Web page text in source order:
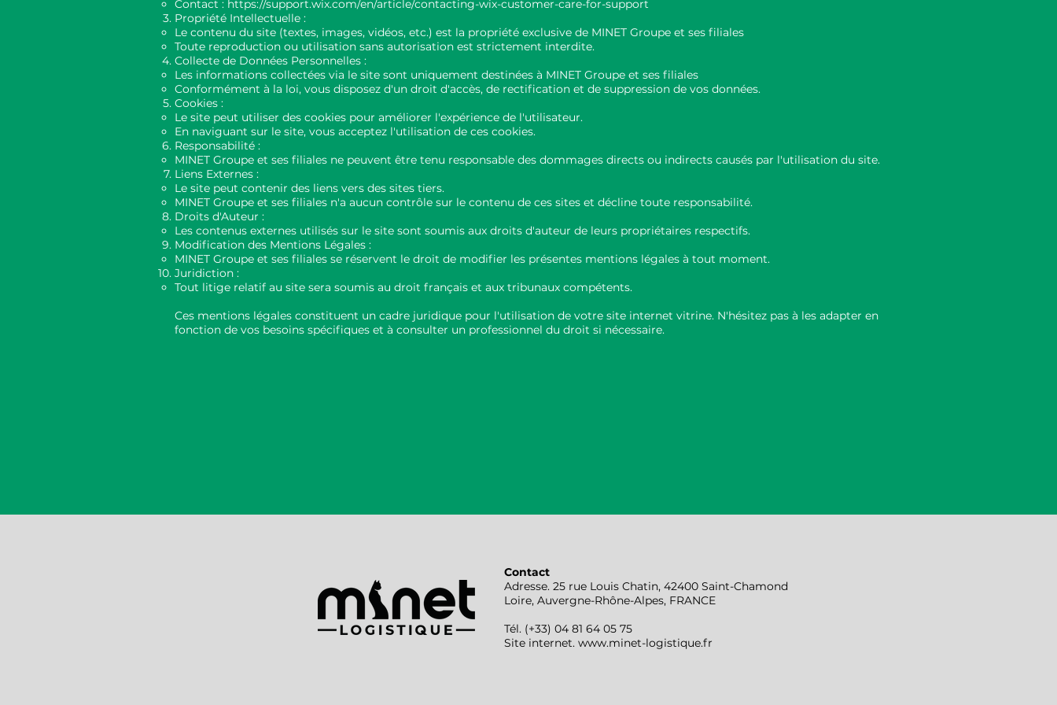
Contact : https://support.wix.com/en/article/contacting-wix-customer-care-for-support
Propriété Intellectuelle :
Le contenu du site (textes, images, vidéos, etc.) est la propriété exclusive de MINET Groupe et ses filiales
Toute reproduction ou utilisation sans autorisation est strictement interdite.
Collecte de Données Personnelles :
Les informations collectées via le site sont uniquement destinées à MINET Groupe et ses filiales
Conformément à la loi, vous disposez d'un droit d'accès, de rectification et de suppression de vos données.
Cookies :
Le site peut utiliser des cookies pour améliorer l'expérience de l'utilisateur.
En naviguant sur le site, vous acceptez l'utilisation de ces cookies.
Responsabilité :
MINET Groupe et ses filiales ne peuvent être tenu responsable des dommages directs ou indirects causés par l'utilisation du site.
Liens Externes :
Le site peut contenir des liens vers des sites tiers.
MINET Groupe et ses filiales n'a aucun contrôle sur le contenu de ces sites et décline toute responsabilité.
Droits d'Auteur :
Les contenus externes utilisés sur le site sont soumis aux droits d'auteur de leurs propriétaires respectifs.
Modification des Mentions Légales :
MINET Groupe et ses filiales se réservent le droit de modifier les présentes mentions légales à tout moment.
Juridiction :
Tout litige relatif au site sera soumis au droit français et aux tribunaux compétents.
Ces mentions légales constituent un cadre juridique pour l'utilisation de votre site internet vitrine. N'hésitez pas à les adapter en
fonction de vos besoins spécifiques et à consulter un professionnel du droit si nécessaire.
Contact
Adresse. 25 rue Louis Chatin, 42400 Saint-Chamond
Loire, Auvergne-Rhône-Alpes, FRANCE
Tél. (+33) 04 81 64 05 75
Site internet. www.minet-logistique.fr